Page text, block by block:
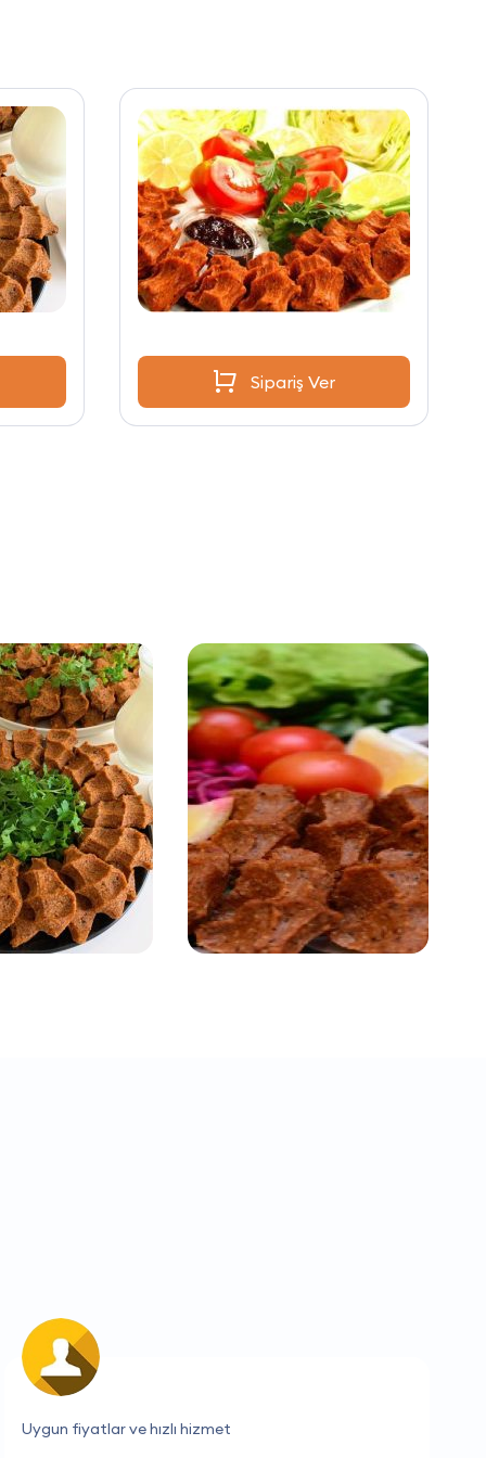
Sipariş Ver
İhtiyacım olan tüm bilgileri hızlı bir şekilde sağladılar.